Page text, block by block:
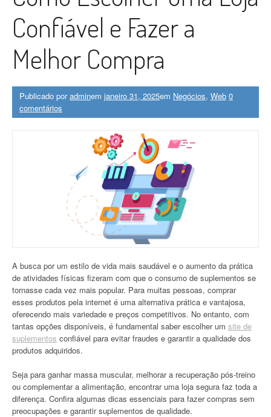
Confiável e Fazer a
Melhor Compra
Publicado poradminem janeiro 31, 2025em Negócios, Web 0
comentários
A busca por um estilo de vida mais saudável e o aumento da prática
de atividades físicas fizeram com que o consumo de suplementos se
tornasse cada vez mais popular. Para muitas pessoas, comprar
esses produtos pela internet é uma alternativa prática e vantajosa,
oferecendo mais variedade e preços competitivos. No entanto, com
tantas opções disponíveis, é fundamental saber escolher um site de
suplementos confiável para evitar fraudes e garantir a qualidade dos
produtos adquiridos.
Seja para ganhar massa muscular, melhorar a recuperação pós-treino
ou complementar a alimentação, encontrar uma loja segura faz toda a
diferença. Confira algumas dicas essenciais para fazer compras sem
preocupações e garantir suplementos de qualidade.